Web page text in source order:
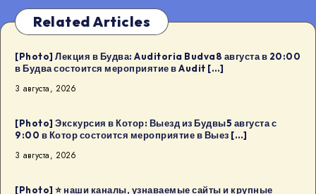
Related Articles
[Photo] Лекция в Будва: Auditoria Budva8 августа в 20:00
в Будва состоится мероприятие в Audit […]
3 августа, 2026
[Photo] Экскурсия в Котор: Выезд из Будвы5 августа с
9:00 в Котор состоится мероприятие в Выез […]
3 августа, 2026
[Photo] ⭐️ наши каналы, узнаваемые сайты и крупные